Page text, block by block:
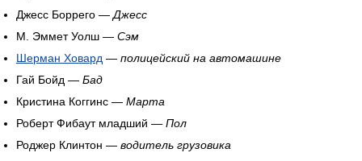
Джесс Боррего — Джесс
М. Эммет Уолш — Сэм
Шерман Ховард — полицейский на автомашине
Гай Бойд — Бад
Кристина Коггинс — Марта
Роберт Фибаут младший — Пол
Роджер Клинтон — водитель грузовика